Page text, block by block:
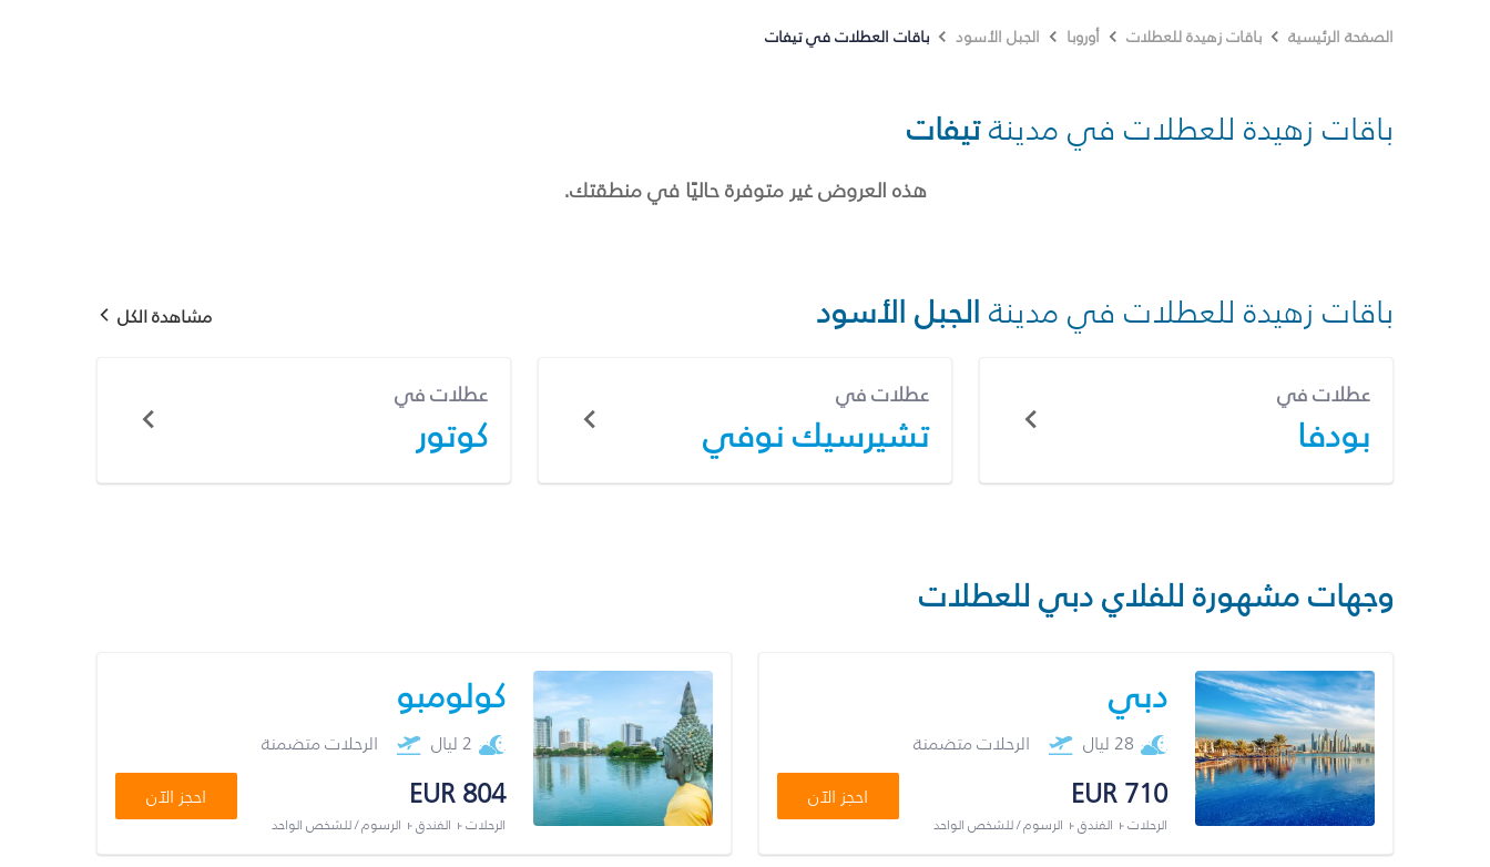
الصفحة الرئيسية باقات زهيدة للعطلات أوروبا الجبل الأسود باقات العطلات في تيفات
باقات زهيدة للعطلات في مدينةتيفات
هذه العروض غير متوفرة حاليًا في منطقتك.
باقات زهيدة للعطلات في مدينة الجبل الأسود مشاهدة الكل
عطلات في
بودفا
عطلات في
تشيرسيك نوفي
عطلات في
كوتور
وجهات مشهورة للفلاي دبي للعطلات
دبي
28 ليال الرحلات متضمنة
EUR 710
الرحلات + الفندق + الرسوم / للشخص الواحد
احجز الآن
كولومبو
2 ليال الرحلات متضمنة
EUR 804
الرحلات + الفندق + الرسوم / للشخص الواحد
احجز الآن